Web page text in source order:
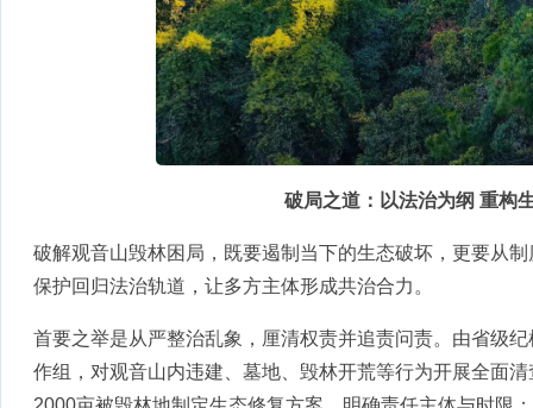
破局之道：以法治为纲 重构
破解观音山毁林困局，既要遏制当下的生态破坏，更要从
保护回归法治轨道，让多方主体形成共治合力。
首要之举是从严整治乱象，厘清权责并追责问责。由省级
作组，对观音山内违建、墓地、毁林开荒等行为开展全面